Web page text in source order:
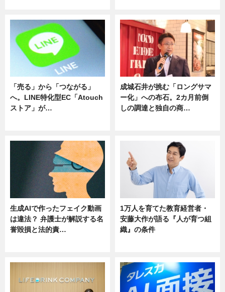
「売る」から「つながる」
へ。LINE特化型EC「Atouch
ストア」が…
成城石井が挑む「ロングサマ
ー化」への布石。2カ月前倒
しの調達と独自の商…
生成AIで作ったフェイク動画
は違法？ 弁護士が解説する名
誉毀損と法的責…
1万人を育てた教育経営者・
安藤大作が語る『人が育つ組
織』の条件